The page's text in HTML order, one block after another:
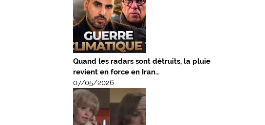
Quand les radars sont détruits, la pluie
revient en force en Iran…
07/05/2026